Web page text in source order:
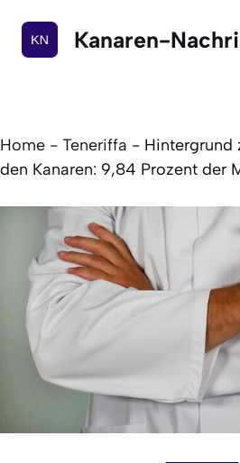
Inhalt
springen
Kanaren-
Home - Teneriffa - Hintergrund
den Kanaren: 9,84 Prozent der